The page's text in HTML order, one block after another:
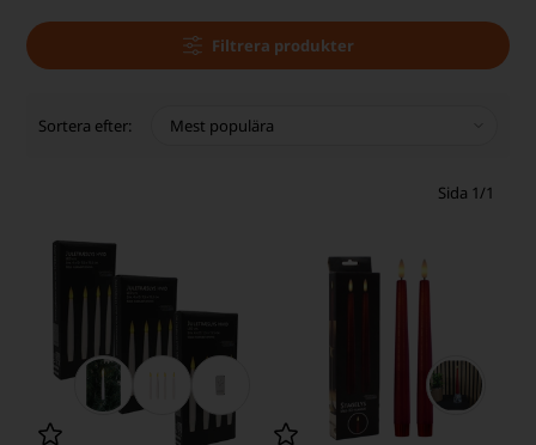
Filtrera produkter
Sortera efter:
Sida 1/1